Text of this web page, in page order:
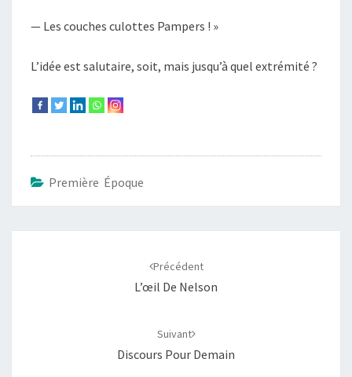
— Les couches culottes Pampers ! »
L’idée est salutaire, soit, mais jusqu’à quel extrémité ?
Première Époque
Précédent
L’œil De Nelson
Suivant
Discours Pour Demain